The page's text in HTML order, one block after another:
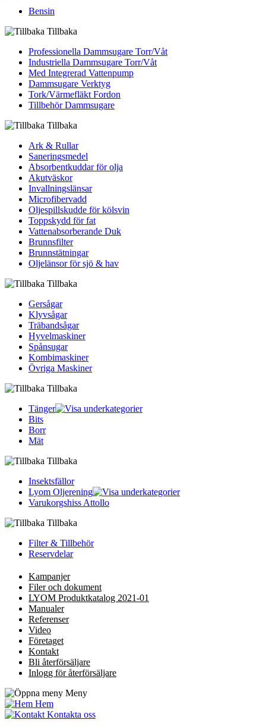
Bensin
Tillbaka
Professionella Dammsugare Torr/Våt
Industriella Dammsugare Torr/Våt
Med Integrerad Vattenpump
Dammsugare Verktyg
Tork/Värmefläkt Fordon
Tillbehör Dammsugare
Tillbaka
Ark & Rullar
Saneringsmedel
Absorbentkuddar för olja
Akutväskor
Invallningslänsar
Microfibervadd
Oljespillskudde för kölsvin
Toppskydd för fat
Vattenabsorberande Duk
Brunnsfilter
Brunnstätningar
Oljelänsor för sjö & hav
Tillbaka
Gersågar
Klyvsågar
Träbandsågar
Hyvelmaskiner
Spånsugar
Kombimaskiner
Övriga Maskiner
Tillbaka
Tänger
Bits
Borr
Mät
Tillbaka
Insektsfällor
Lyom Oljerening
Varukorgshiss Attollo
Tillbaka
Filter & Tillbehör
Reservdelar
Kampanjer
Filer och dokument
LYOM Produktkatalog 2021-01
Manualer
Referenser
Video
Företaget
Kontakt
Bli återförsäljare
Inlogg för återförsäljare
Meny
Hem
Kontakta oss